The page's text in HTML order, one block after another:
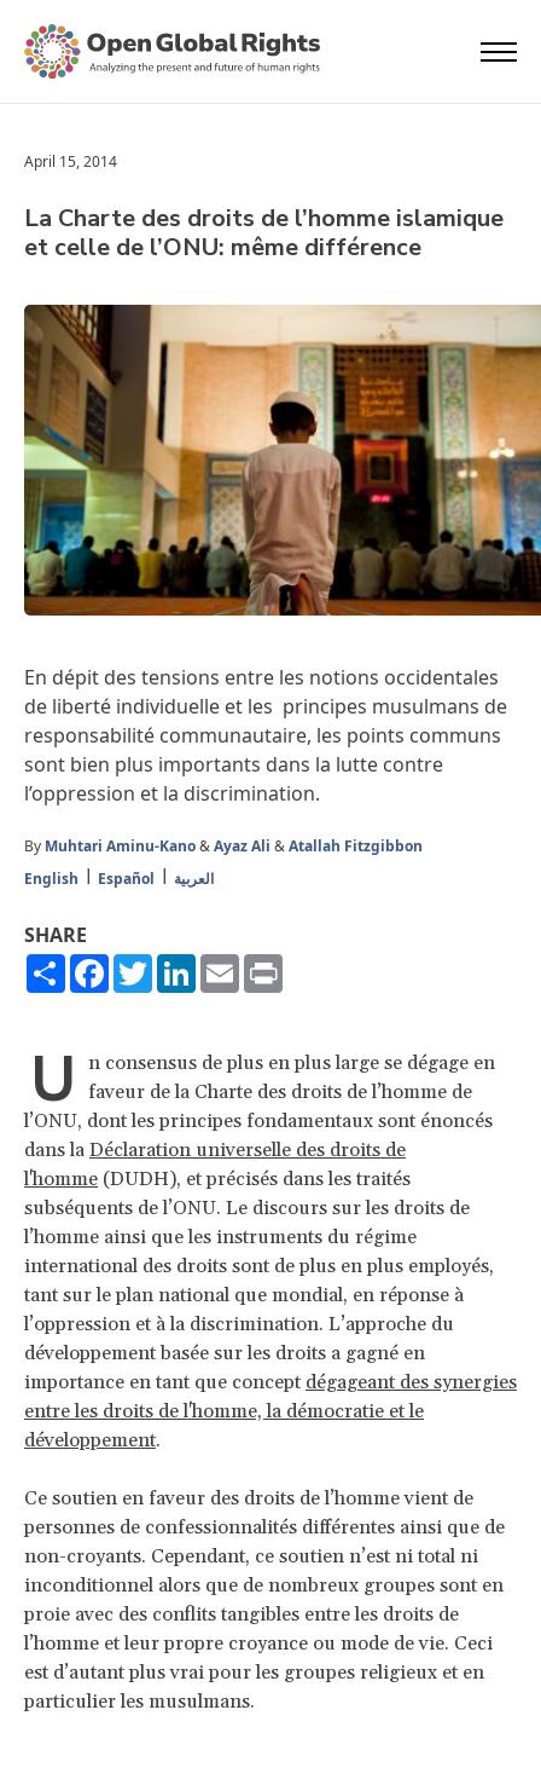
April 15, 2014
La Charte des droits de l’homme islamique
et celle de l’ONU: même différence
En dépit des tensions entre les notions occidentales
de liberté individuelle et les principes musulmans de
responsabilité communautaire, les points communs
sont bien plus importants dans la lutte contre
l’oppression et la discrimination.
By Muhtari Aminu-Kano&Ayaz Ali &Atallah Fitzgibbon
English
Español العربية
SHARE
ShareFacebook
TwitterLinkedIn
Email
U
n consensus de plus en plus large se dégage en
faveur de la Charte des droits de l’homme de
l’ONU, dont les principes fondamentaux sont énoncés
dans la Déclaration universelle des droits de
l'homme (DUDH), et précisés dans les traités
subséquents de l’ONU. Le discours sur les droits de
l’homme ainsi que les instruments du régime
international des droits sont de plus en plus employés,
tant sur le plan national que mondial, en réponse à
l’oppression et à la discrimination. L’approche du
développement basée sur les droits a gagné en
importance en tant que concept dégageant des synergies
entre les droits de l'homme, la démocratie et le
développement.
Ce soutien en faveur des droits de l’homme vient de
personnes de confessionnalités différentes ainsi que de
non-croyants. Cependant, ce soutien n’est ni total ni
inconditionnel alors que de nombreux groupes sont en
proie avec des conflits tangibles entre les droits de
l’homme et leur propre croyance ou mode de vie. Ceci
est d’autant plus vrai pour les groupes religieux et en
particulier les musulmans.